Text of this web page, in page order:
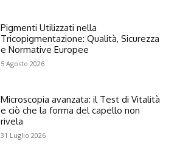
Pigmenti Utilizzati nella
Tricopigmentazione: Qualità, Sicurezza
e Normative Europee
5 Agosto 2026
Microscopia avanzata: il Test di Vitalità
e ciò che la forma del capello non
rivela
31 Luglio 2026